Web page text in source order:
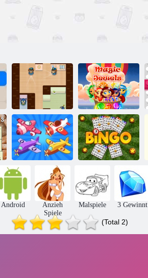
Hinterhältiger
James
Magische
Juwelen
Ebene
verschmelzen
Bingo Online
Android
Anzieh
Spiele
Malspiele 3 Gewinnt
(Total 2)